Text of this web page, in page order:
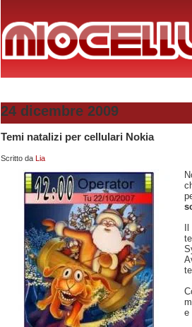
24 dicembre 2009
Temi natalizi per cellulari Nokia
Scritto da Lia
e